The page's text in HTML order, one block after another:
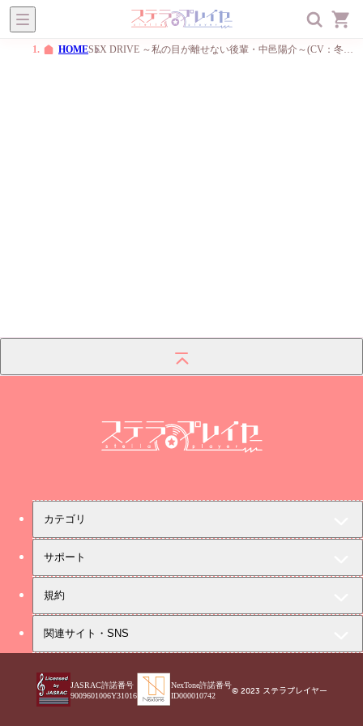
メニュー
ステラプレイヤー
BL 一般
HOME
ステラプレイヤー
カテゴリ
サポート
規約
関連サイト・SNS
JASRAC許諾番号
9009601006Y31016
NexTone許諾番号
ID000010742
© 2023 ステラプレイヤー